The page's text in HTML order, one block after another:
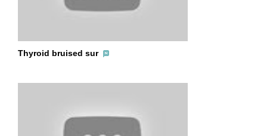
Thyroid bruised sur